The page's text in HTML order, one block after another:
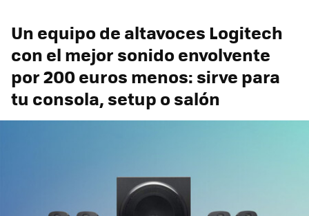
Un equipo de altavoces Logitech
con el mejor sonido envolvente
por 200 euros menos: sirve para
tu consola, setup o salón